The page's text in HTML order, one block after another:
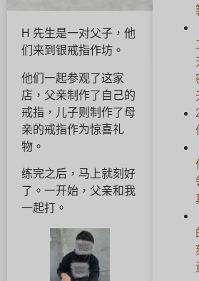
H 先生是一对父子，他
们来到银戒指作坊。
他们一起参观了这家
店，父亲制作了自己的
戒指，儿子则制作了母
亲的戒指作为惊喜礼
物。
练完之后，马上就刻好
了。一开始，父亲和我
一起打。